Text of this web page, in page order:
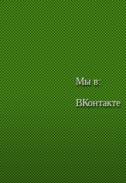
Мы в:
ВКонтакте